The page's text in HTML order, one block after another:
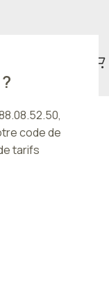
code de
tarifs